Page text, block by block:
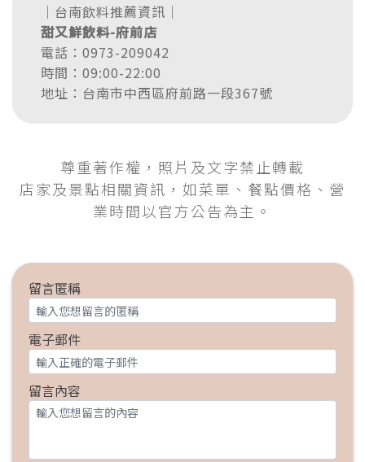
｜台南飲料推薦資訊｜
甜又鮮飲料-府前店
電話：0973-209042
時間：09:00-22:00
地址：台南市中西區府前路一段367號
尊重著作權，照片及文字禁止轉載
店家及景點相關資訊，如菜單、餐點價格、營
業時間以官方公告為主。
留言匿稱
電子郵件
留言內容